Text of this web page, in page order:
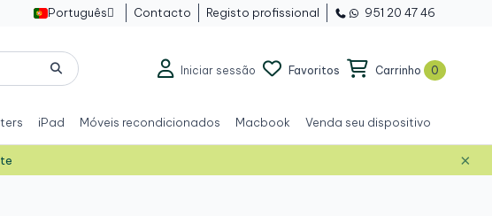
Português  Contacto Registo profissional 951 20 47 46
Iniciar sessão Favoritos Carrinho 0
iPad Móveis recondicionados Macbook Venda seu dispositivo
×